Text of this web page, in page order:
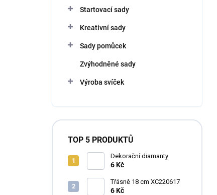
Startovací sady
Kreativní sady
Sady pomůcek
Zvýhodněné sady
Výroba svíček
TOP 5 PRODUKTŮ
Dekorační diamanty
6 Kč
Třásně 18 cm XC220617
6 Kč